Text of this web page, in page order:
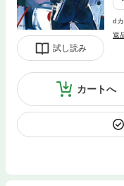
試し読み
d
返
カートへ